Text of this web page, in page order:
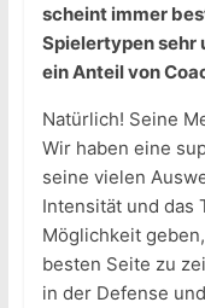
scheint immer
Spielertypen sehr
ein Anteil von
Natürlich! Seine
Wir haben eine
seine vielen
Intensität und das
Möglichkeit
besten Seite zu
in der Defense